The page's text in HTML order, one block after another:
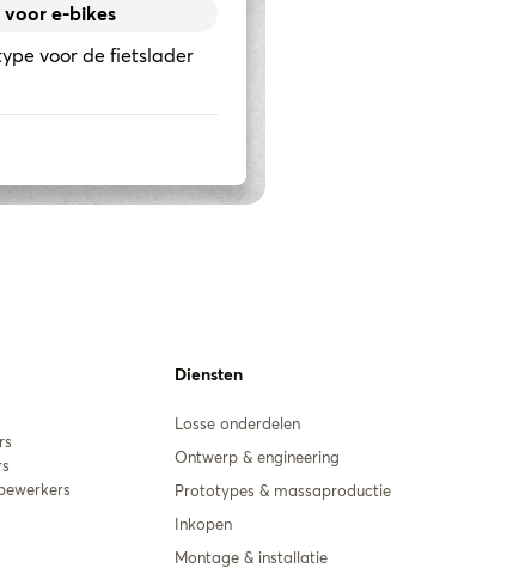
e-bikes
voor de fietslader
Diensten
Losse onderdelen
Ontwerp & engineering
Prototypes & massaproductie
Inkopen
Montage & installatie